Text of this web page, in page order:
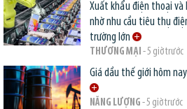
Xuất khẩu điện thoại
nhờ nhu cầu tiêu thụ
trường lớn
THƯƠNG MẠI - 5 giờ trước
Giá dầu thế giới hôm
NĂNG LƯỢNG - 5 giờ trước